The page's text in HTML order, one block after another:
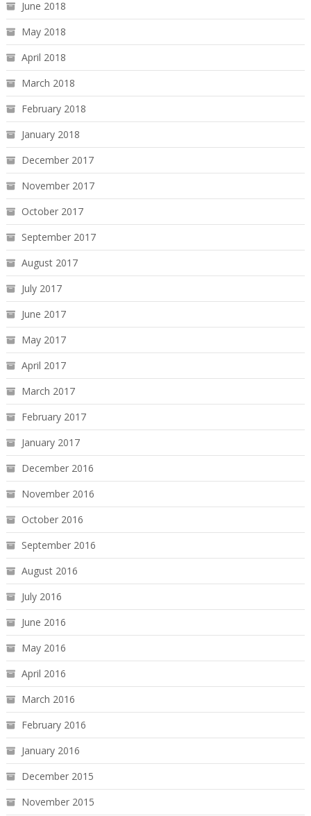
June 2018
May 2018
April 2018
March 2018
February 2018
January 2018
December 2017
November 2017
October 2017
September 2017
August 2017
July 2017
June 2017
May 2017
April 2017
March 2017
February 2017
January 2017
December 2016
November 2016
October 2016
September 2016
August 2016
July 2016
June 2016
May 2016
April 2016
March 2016
February 2016
January 2016
December 2015
November 2015